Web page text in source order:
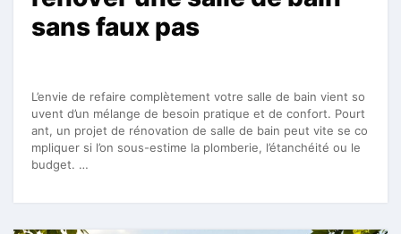
sans faux pas
L’envie de refaire complètement votre salle de bain vient so
uvent d’un mélange de besoin pratique et de confort. Pourt
ant, un projet de rénovation de salle de bain peut vite se co
mpliquer si l’on sous-estime la plomberie, l’étanchéité ou le
budget. …